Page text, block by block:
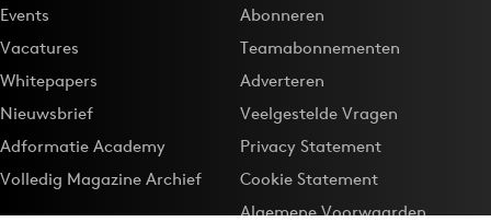
Events
Vacatures
Whitepapers
Nieuwsbrief
Adformatie Academy
Volledig Magazine Archief
Abonneren
Teamabonnementen
Adverteren
Veelgestelde Vragen
Privacy Statement
Cookie Statement
Algemene Voorwaarden